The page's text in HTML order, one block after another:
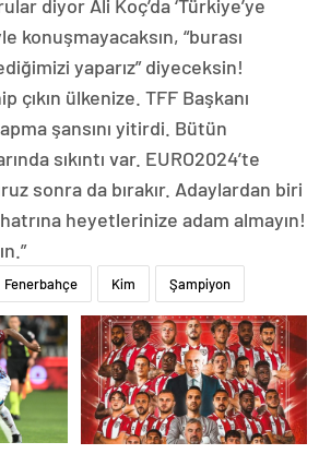
diyor Ali Koç’da ‘Türkiye’ye
konuşmayacaksın, “burası
yaparız” diyeceksin!
çıkın ülkenize. TFF Başkanı
şansını yitirdi. Bütün
sıkıntı var. EURO2024’te
sonra da bırakır. Adaylardan biri
heyetlerinize adam almayın!
Fenerbahçe Kim Şampiyon